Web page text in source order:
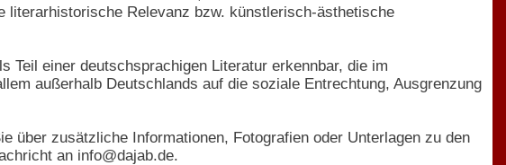
literarhistorische Relevanz bzw. künstlerisch-ästhetische
Teil einer deutschsprachigen Literatur erkennbar, die im
außerhalb Deutschlands auf die soziale Entrechtung, Ausgrenzung
über zusätzliche Informationen, Fotografien oder Unterlagen zu den
an info@dajab.de.